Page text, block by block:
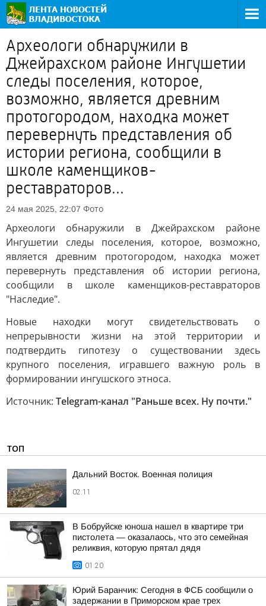
Археологи обнаружили в
Джейрахском районе Ингушетии
следы поселения, которое,
возможно, является древним
протогородом, находка может
перевернуть представления об
истории региона, сообщили в
школе каменщиков-
реставраторов...
24 мая 2025, 22:07 Фото
Археологи обнаружили в Джейрахском районе
Ингушетии следы поселения, которое, возможно,
является древним протогородом, находка может
перевернуть представления об истории региона,
сообщили в школе каменщиков-реставраторов
"Наследие".
Новые находки могут свидетельствовать о
непрерывности жизни на этой территории и
подтвердить гипотезу о существовании здесь
крупного поселения, игравшего важную роль в
формировании ингушского этноса.
Источник: Telegram-канал "Раньше всех. Ну почти."
ТОП
Дальний Восток. Военная полиция
02:11
В Бобруйске юноша нашел в квартире три
пистолета — оказалаось, что это семейная
реликвия, которую прятал дядя
01:20
Юрий Баранчик: Сегодня в ФСБ сообщили о
задержании в Приморском крае трех